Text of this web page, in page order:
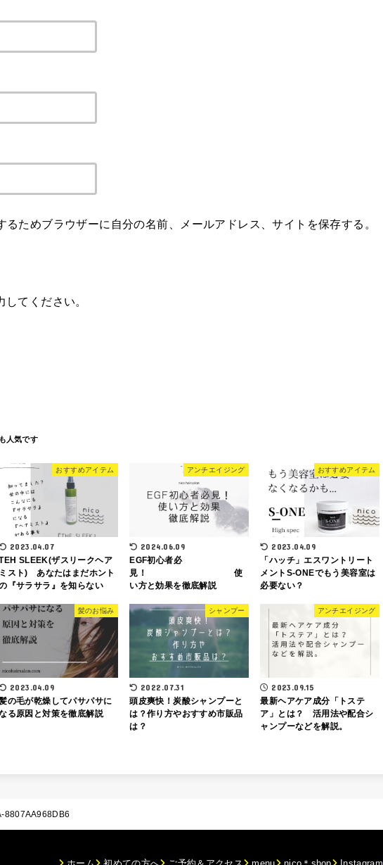
るためブラウザーに自分の名前、メールアドレス、サイトを保存する。
してください。
おすすめアイテム
2023.04.07
SLEEK(ザスリークヘア
ミスト) あなたはまだホント
『サラサラ』を知らない
アンチエイジング
2024.06.09
EGF初心者必
見！ 使
い方と効果を徹底解説
おすすめアイテム
2023.04.09
「ハッチ」エスワントリート
メントS-ONEでもう美容室は
必要ない？
髪のお悩み
2023.04.09
の毛が乾燥してパサパサに
る原因と対策を徹底解説
シャンプー
2022.07.31
頭皮爽快！炭酸シャンプーと
は？作り方やおすすめ市販品
は？
アンチエイジング
2023.09.15
最新ヘアケア成分「トステ
ア」とは？ 活用法や配合シ
ャンプーなどを解説。
8807AA968DB6